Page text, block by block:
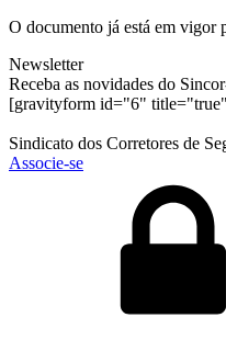
O documento já está em vigor
Newsletter
Receba as novidades do
[gravityform id="6"
Sindicato dos Corretores de
Associe-se